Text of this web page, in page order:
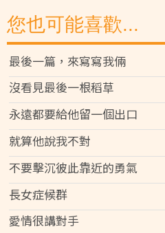
您也可能喜歡...
最後一篇，來寫寫我倆
沒看見最後一根稻草
永遠都要給他留一個出口
就算他說我不對
不要擊沉彼此靠近的勇氣
長女症候群
愛情很講對手